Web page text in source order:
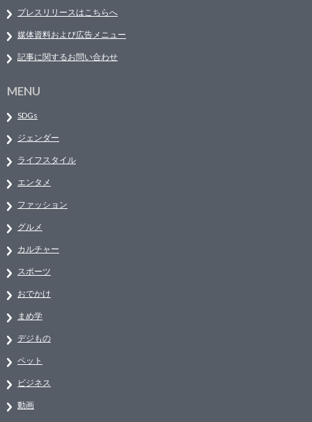
プレスリリースはこちらへ
媒体資料および広告メニュー
記事に関するお問い合わせ
MENU
SDGs
ジェンダー
ライフスタイル
エンタメ
ファッション
グルメ
カルチャー
スポーツ
おでかけ
まめ学
デジもの
ペット
ビジネス
動画